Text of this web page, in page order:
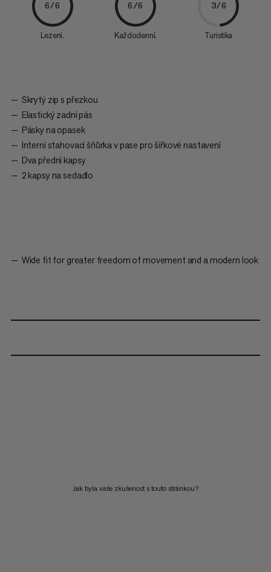
6/6
Lezení.
6/6
Každodenní.
3/6
Turistika
Skrytý zip s přezkou
Elastický zadní pás
Pásky na opasek
Interní stahovací šňůrka v pase pro šířkové nastavení
Dva přední kapsy
2 kapsy na sedadlo
Wide fit for greater freedom of movement and a modern look
Jak byla vaše zkušenost s touto stránkou?